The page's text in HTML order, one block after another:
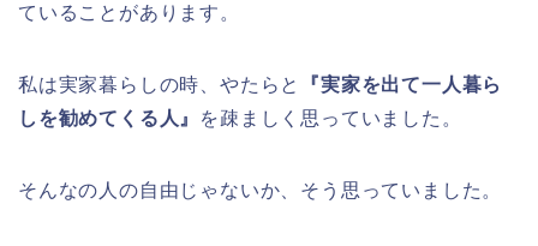
ていることがあります。
私は実家暮らしの時、やたらと
『実家を出て一人暮ら
しを勧めてくる人』
を疎ましく思っていました。
そんなの人の自由じゃないか、そう思っていました。